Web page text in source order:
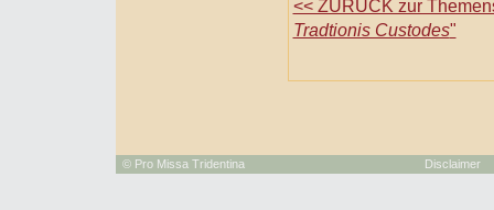
<< ZURÜCK zur
Tradtionis Custodes"
© Pro Missa Tridentina Disclaimer